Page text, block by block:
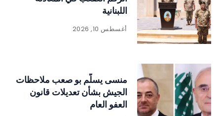
اللبنانية
أغسطس 10, 2026
منسى يسلّم بو صعب ملاحظات
الجيش بشأن تعديلات قانون
العفو العام